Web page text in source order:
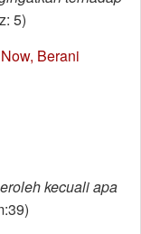
5)
Berani
kecuali apa